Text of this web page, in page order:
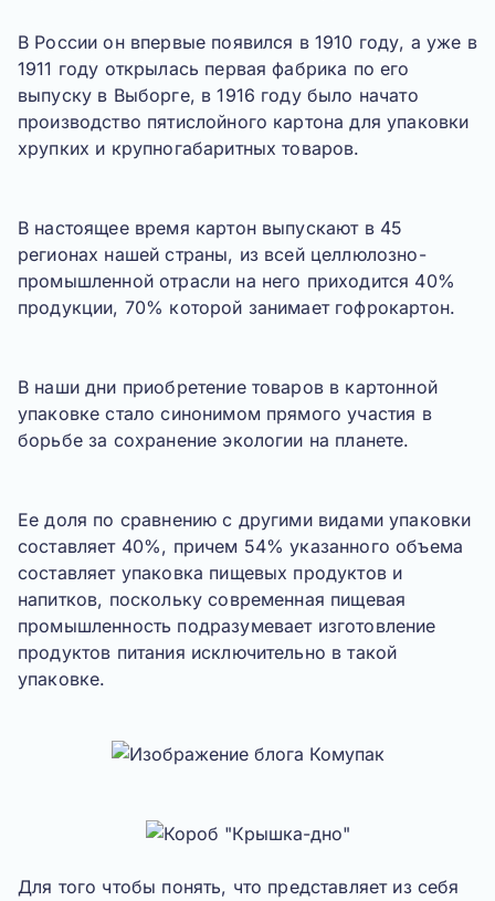
В России он впервые появился в 1910 году, а уже в
1911 году открылась первая фабрика по его
выпуску в Выборге, в 1916 году было начато
производство пятислойного картона для упаковки
хрупких и крупногабаритных товаров.
В настоящее время картон выпускают в 45
регионах нашей страны, из всей целлюлозно-
промышленной отрасли на него приходится 40%
продукции, 70% которой занимает гофрокартон.
В наши дни приобретение товаров в картонной
упаковке стало синонимом прямого участия в
борьбе за сохранение экологии на планете.
Ее доля по сравнению с другими видами упаковки
составляет 40%, причем 54% указанного объема
составляет упаковка пищевых продуктов и
напитков, поскольку современная пищевая
промышленность подразумевает изготовление
продуктов питания исключительно в такой
упаковке.
Для того чтобы понять, что представляет из себя